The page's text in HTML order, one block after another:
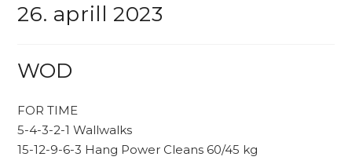
26. aprill 2023
WOD
FOR TIME
5-4-3-2-1 Wallwalks
15-12-9-6-3 Hang Power Cleans 60/45 kg